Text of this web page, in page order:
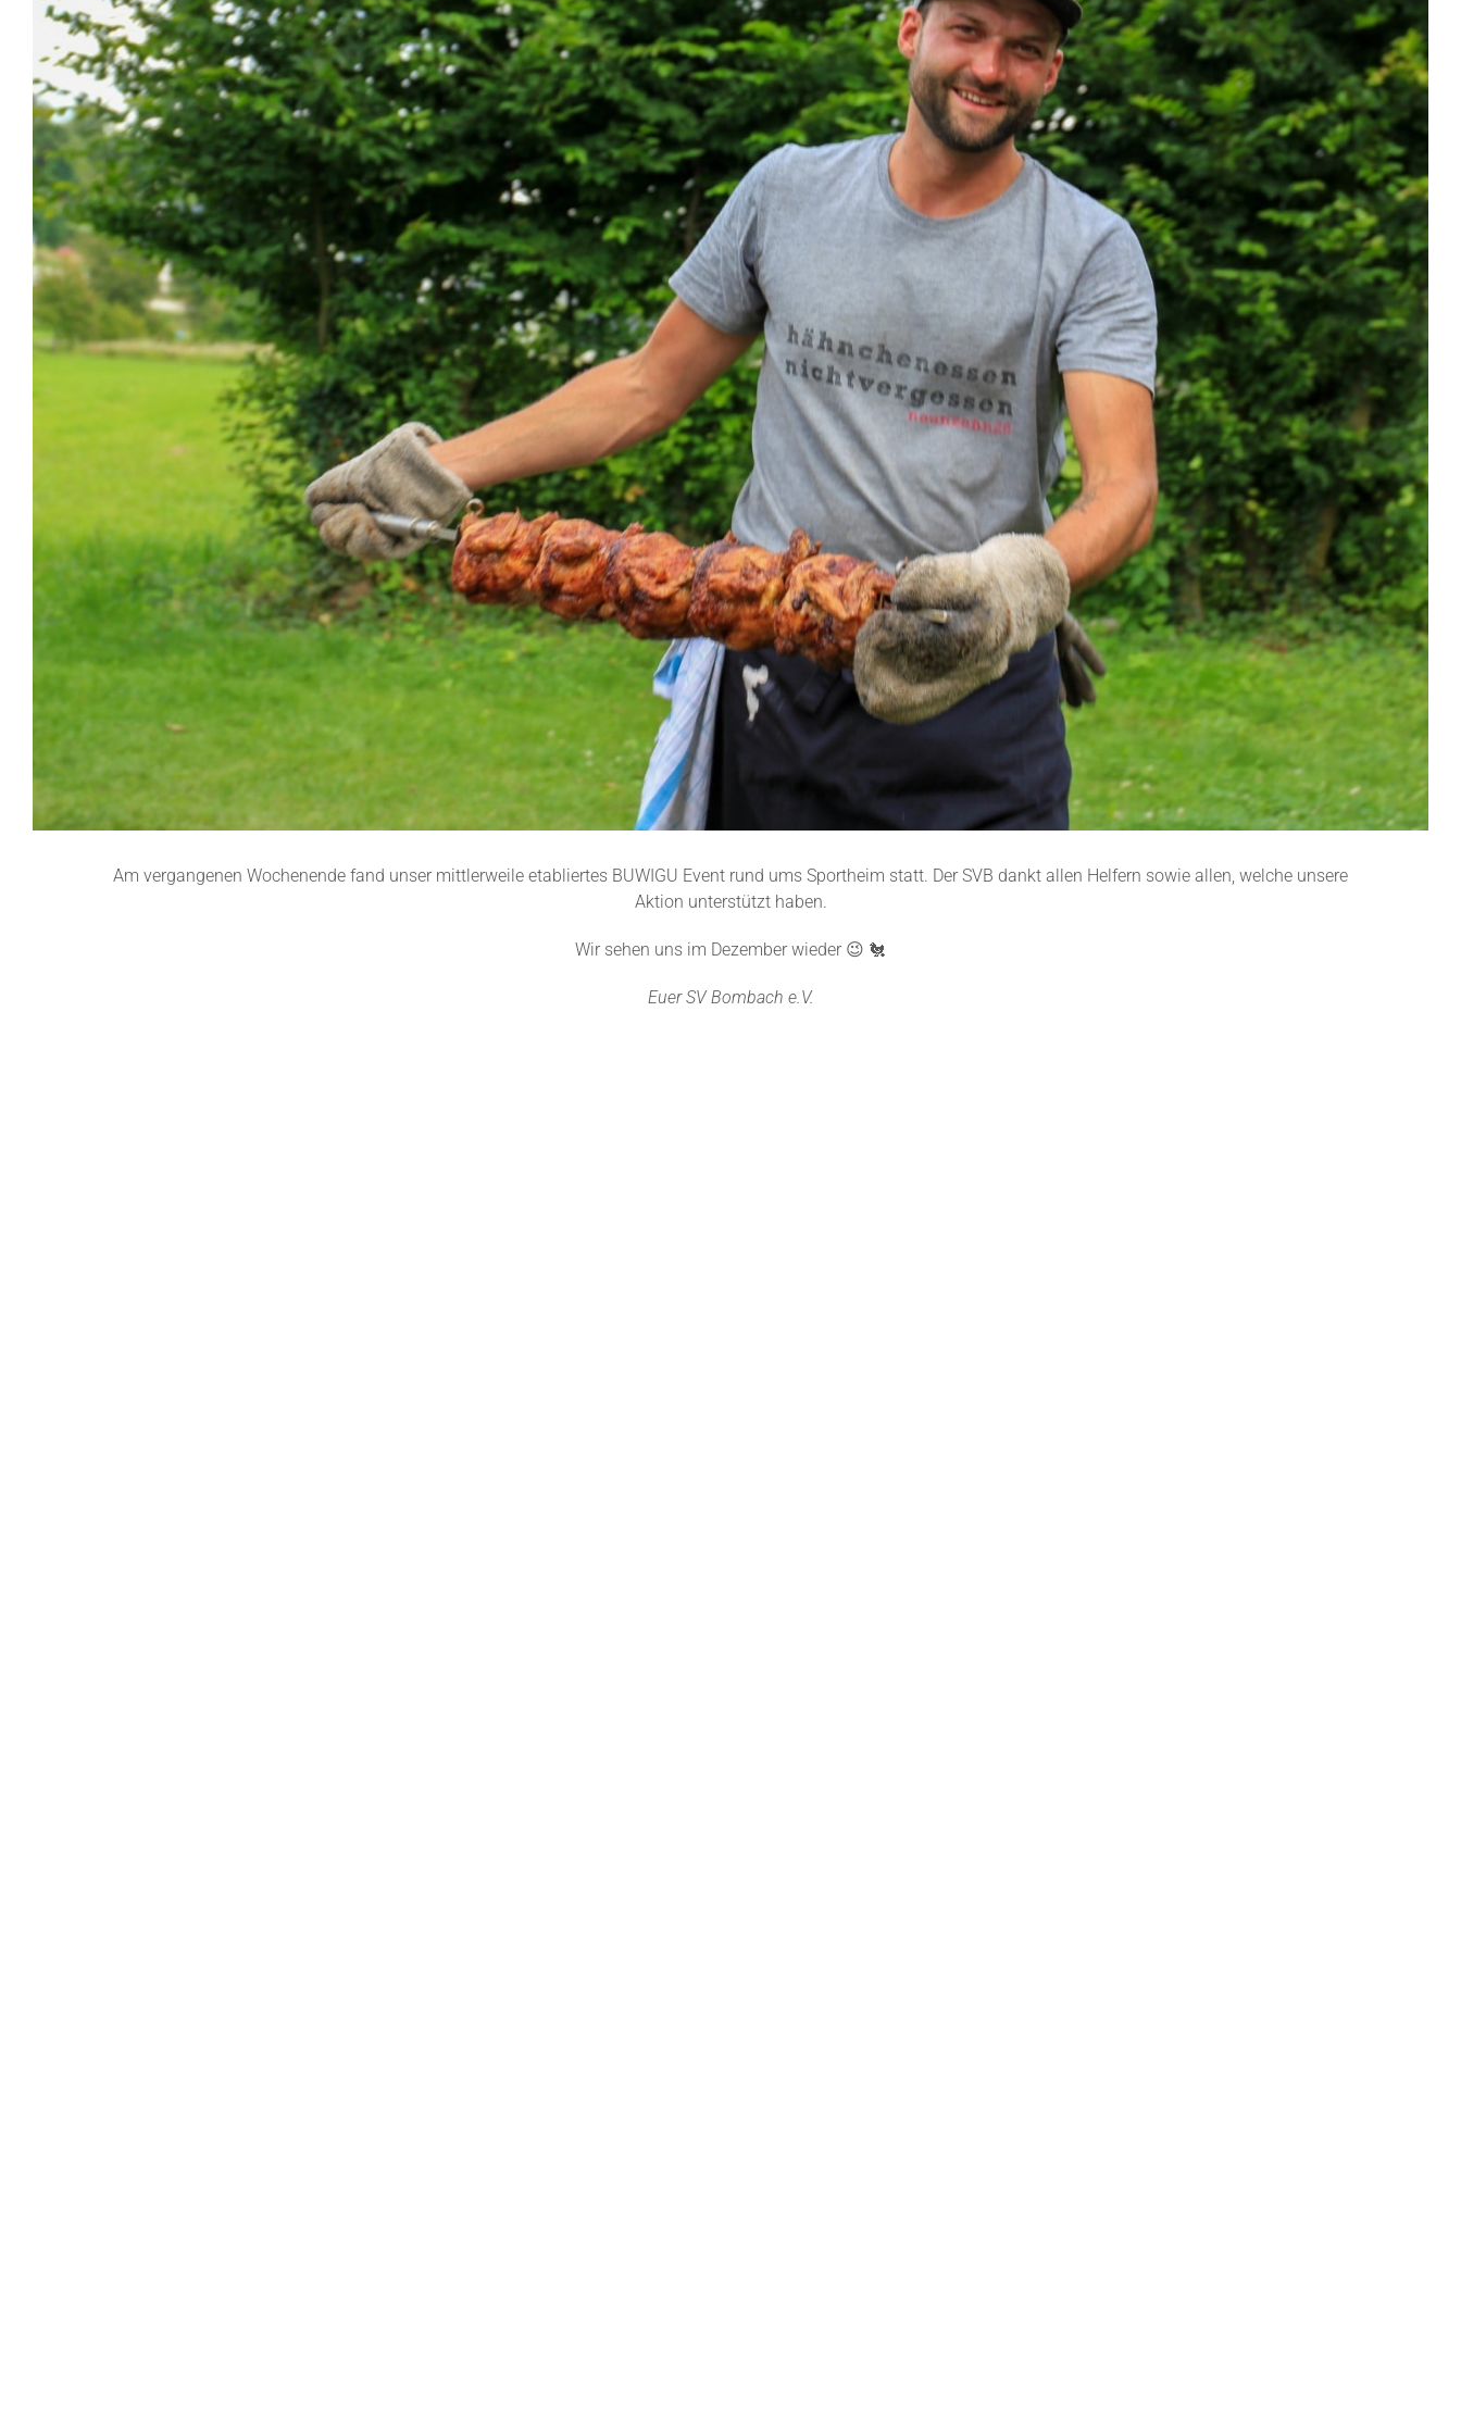
Am vergangenen Wochenende fand unser mittlerweile etabliertes BUWIGU Event rund ums Sportheim statt. Der SVB dankt allen Helfern sowie allen, welche unsere
Aktion unterstützt haben.
Wir sehen uns im Dezember wieder 😉 🐔
Euer SV Bombach e.V.